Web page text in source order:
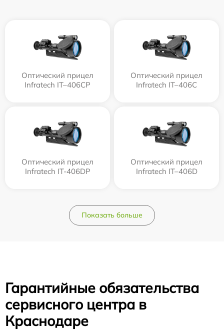
Оптический прицел
Infratech IT–406СP
Оптический прицел
Infratech IT–406С
Оптический прицел
Infratech IT-406DP
Оптический прицел
Infratech IT–406D
Показать больше
Гарантийные обязательства
сервисного центра в
Краснодаре